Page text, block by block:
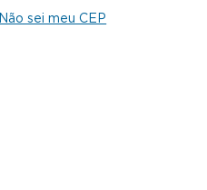
Não sei meu CEP